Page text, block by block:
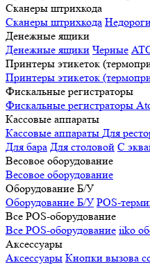
Сканеры штрихкода
Сканеры штрихкода
Денежные ящики
Денежные ящики Черные
Принтеры этикеток
Принтеры этикеток
Фискальные регистраторы
Фискальные регистраторы
Кассовые аппараты
Кассовые аппараты Для
Для бара Для столовой С
Весовое оборудование
Весовое оборудование
Оборудование Б/У
Оборудование Б/У POS-
Все POS-оборудование
Все POS-оборудование iiko
Аксессуары
Аксессуары Кнопки вызова